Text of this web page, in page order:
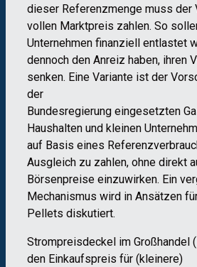
dieser Referenzmenge muss der
vollen Marktpreis zahlen. So
Unternehmen finanziell entlastet
dennoch den Anreiz haben, ihren V
senken. Eine Variante ist der
der
Bundesregierung eingesetzten
Haushalten und kleinen
auf Basis eines
Ausgleich zu zahlen, ohne direkt
Börsenpreise einzuwirken. Ein
Mechanismus wird in Ansätzen
Pellets diskutiert.
Strompreisdeckel im Großhandel (
den Einkaufspreis für (kleinere)